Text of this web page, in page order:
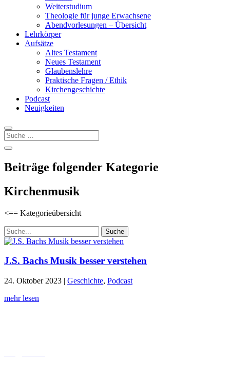
Weiterstudium
Theologie für junge Erwachsene
Abendvorlesungen – Übersicht
Lehrkörper
Aufsätze
Altes Testament
Neues Testament
Glaubenslehre
Praktische Fragen / Ethik
Kirchengeschichte
Podcast
Neuigkeiten
Beiträge folgender Kategorie
Kirchenmusik
<== Kategorieübersicht
Suchen
nach:
J.S. Bachs Musik besser verstehen
24. Oktober 2023 | Geschichte, Podcast
mehr lesen